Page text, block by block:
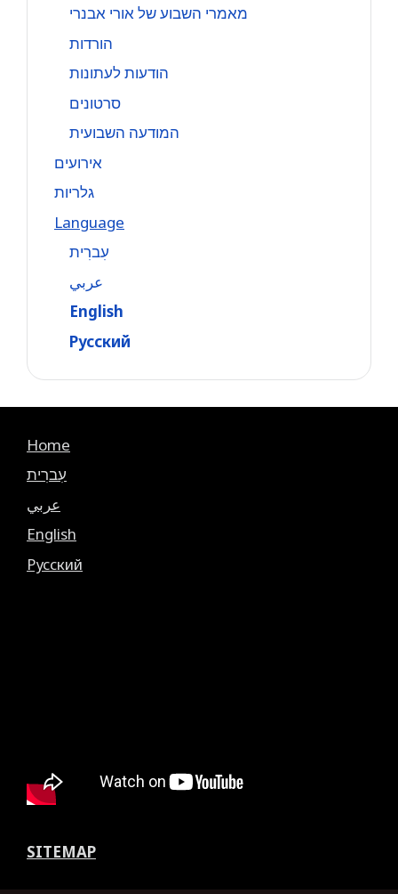
מאמרי השבוע של אורי אבנרי
הורדות
הודעות לעתונות
סרטונים
המודעה השבועית
אירועים
גלריות
Language
עִברִית
عربي
English
Русский
Home
עִברִית
عربي
English
Русский
SITEMAP